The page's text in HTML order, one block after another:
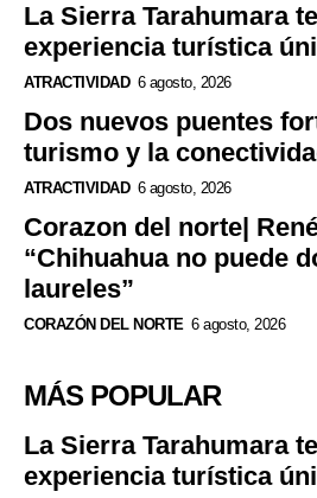
La Sierra Tarahumara
experiencia turística
ATRACTIVIDAD 6 agosto, 2026
Dos nuevos puentes
turismo y la
ATRACTIVIDAD 6 agosto, 2026
Corazon del norte|
“Chihuahua no puede
laureles”
CORAZÓN DEL NORTE 6 agosto, 2026
MÁS POPULAR
La Sierra Tarahumara
experiencia turística